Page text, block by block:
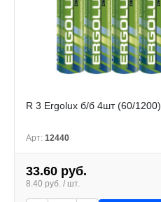
R 3 Ergolux б/б 4шт (60/1200)
Арт: 12440
33.60 руб.
8.40 руб. / шт.